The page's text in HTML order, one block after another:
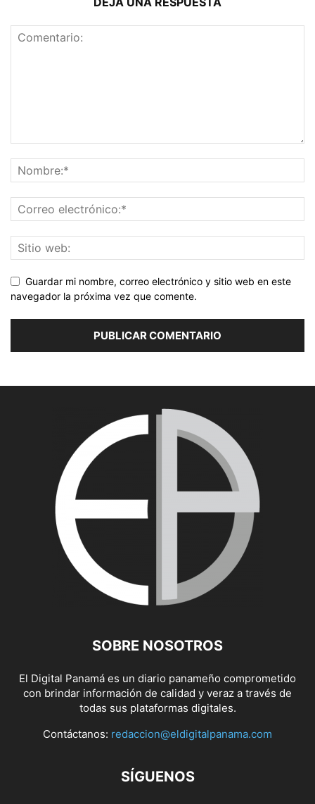
Guardar mi nombre, correo electrónico y sitio web en este
navegador la próxima vez que comente.
SOBRE NOSOTROS
El Digital Panamá es un diario panameño comprometido
con brindar información de calidad y veraz a través de
todas sus plataformas digitales.
Contáctanos: redaccion@eldigitalpanama.com
SÍGUENOS